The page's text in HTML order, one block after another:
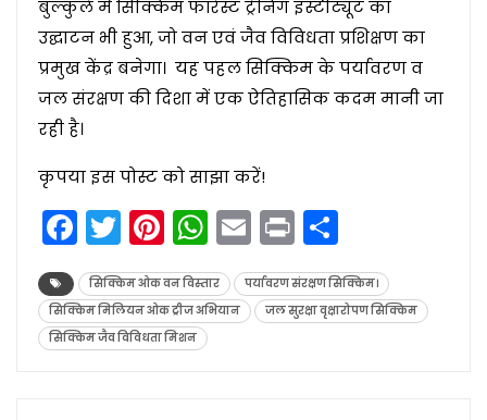
बुल्कुले में सिक्किम फॉरेस्ट ट्रेनिंग इंस्टीट्यूट का
उद्घाटन भी हुआ, जो वन एवं जैव विविधता प्रशिक्षण का
प्रमुख केंद्र बनेगा। यह पहल सिक्किम के पर्यावरण व
जल संरक्षण की दिशा में एक ऐतिहासिक कदम मानी जा
रही है।
कृपया इस पोस्ट को साझा करें!
Facebook
Twitter
Pinterest
WhatsApp
Email
Print
सिक्किम ओक वन विस्तार
पर्यावरण संरक्षण सिक्किम।
सिक्किम मिलियन ओक ट्रीज अभियान
जल सुरक्षा वृक्षारोपण सिक्किम
सिक्किम जैव विविधता मिशन